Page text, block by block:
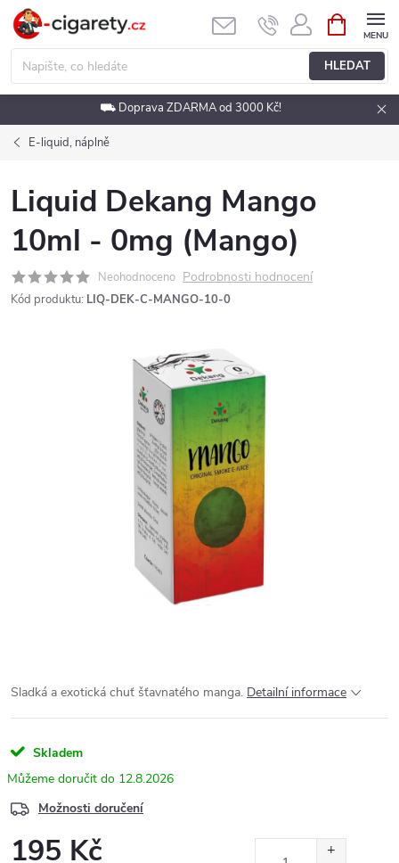
Přejít
obsah
HLEDAT
NÁKUPNÍ
KOŠÍK
⛟ Doprava ZDARMA od 3000 Kč!
E-liquid, náplně
Liquid Dekang Mango
10ml - 0mg (Mango)
Neohodnoceno Podrobnosti hodnocení
Kód produktu: LIQ-DEK-C-MANGO-10-0
Sladká a exotická chuť šťavnatého manga. Detailní informace
Skladem
12.8.2026
Možnosti doručení
195 Kč